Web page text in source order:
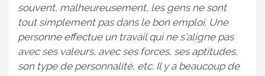
souvent, malheureusement, les gens ne sont
tout simplement pas dans le bon emploi. Une
personne effectue un travail qui ne s’aligne pas
avec ses valeurs, avec ses forces, ses aptitudes,
son type de personnalité, etc. Il y a beaucoup de